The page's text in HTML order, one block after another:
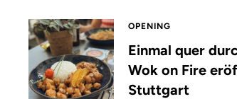
OPENING
Einmal quer
Wok on Fire
Stuttgart